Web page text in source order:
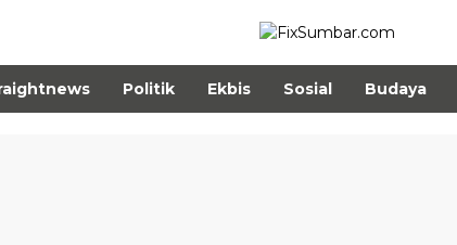
Politik Ekbis Sosial Budaya